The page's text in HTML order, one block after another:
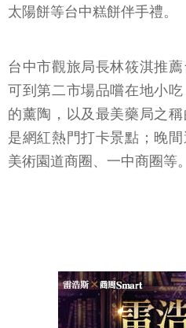
太陽餅等台中糕餅伴手禮。
台中市觀旅局長林筱淇推
可到第二市場品嚐在地小
的薰陶，以及最美藥局之
是網紅熱門打卡景點；晚間
美術園道商圈、一中商圈等。